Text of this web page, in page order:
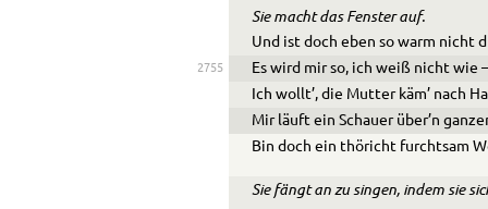
Sie macht das Fenster auf.
Und ist doch eben so warm nicht
2755
Es wird mir so, ich weiß nicht wie
Ich wollt’, die Mutter käm’ nach
Mir läuft ein Schauer über’n
Bin doch ein thöricht furchtsam
Sie fängt an zu singen, indem sie